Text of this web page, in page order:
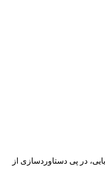
در پی دستاوردسازی از